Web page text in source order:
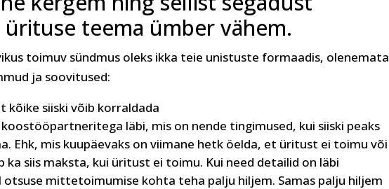
teema ümber vähem.
toimuv sündmus oleks ikka teie unistuste formaadis, olenemata
ja soovitused:
kõike siiski võib korraldada
koostööpartneritega läbi, mis on nende tingimused, kui siiski peaks
Ehk, mis kuupäevaks on viimane hetk öelda, et üritust ei toimu või
ka siis maksta, kui üritust ei toimu. Kui need detailid on läbi
mittetoimumise kohta teha palju hiljem. Samas palju hiljem